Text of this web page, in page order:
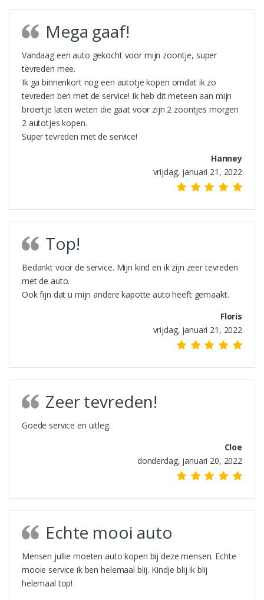
Mega gaaf!
Vandaag een auto gekocht voor mijn zoontje, super
tevreden mee.
Ik ga binnenkort nog een autotje kopen omdat ik zo
tevreden ben met de service! Ik heb dit meteen aan mijn
broertje laten weten die gaat voor zijn 2 zoontjes morgen
2 autotjes kopen.
Super tevreden met de service!
Hanney
vrijdag, januari 21, 2022
Top!
Bedankt voor de service. Mijn kind en ik zijn zeer tevreden
met de auto.
Ook fijn dat u mijn andere kapotte auto heeft gemaakt.
Floris
vrijdag, januari 21, 2022
Zeer tevreden!
Goede service en uitleg.
Cloe
donderdag, januari 20, 2022
Echte mooi auto
Mensen jullie moeten auto kopen bij deze mensen. Echte
mooie service ik ben helemaal blij. Kindje blij ik blij
helemaal top!